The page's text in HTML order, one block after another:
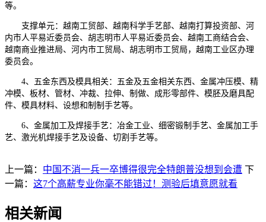
等。
支撑单元：越南工贸部、越南科学手艺部、越南打算投资部、河
内市人平易近委员会、胡志明市人平易近委员会、越南工商结合会、
越南商业推进局、河内市工贸局、胡志明市工贸局，越南工业区办理
委员会。
4、五金东西及模具相关：五金及五金相关东西、金属冲压模、精
冲模、板材、管材、冲裁、拉伸、制做、成形零部件、模胚及磨具配
件、模具材料、设想和制制手艺等。
6、金属加工及焊接手艺：冶金工业、细密锻制手艺、金属加工手
艺、激光机焊接手艺及设备、切割手艺等。
上一篇： 中国不消一兵一卒博得很完全特朗普没想到会遭 下
一篇： 这7个高薪专业你毫不能错过！测验后填意愿就看
相关新闻